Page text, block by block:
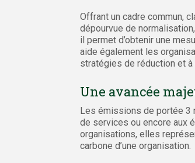
Offrant un cadre commun,
dépourvue de
il permet d’obtenir une
aide également les
stratégies de réduction et
Une avancée
Les émissions de portée 3
de services ou encore aux
organisations, elles
carbone d’une organisation.